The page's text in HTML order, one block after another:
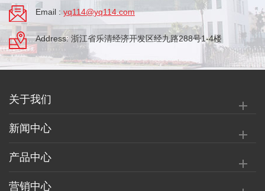
Email : yq114@yq114.com
Address: 浙江省乐清经济开发区经九路288号1-4楼
关于我们
新闻中心
产品中心
营销中心